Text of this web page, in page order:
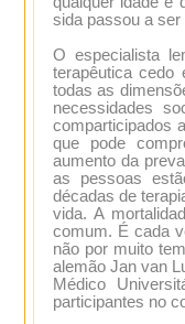
sida passou a
O especialista
terapêutica cedo
todas as
necessidades
comparticipados
que pode
aumento da
as pessoas
décadas de
vida. A
comum. É cada
não por muito
alemão Jan van
Médico
participantes no